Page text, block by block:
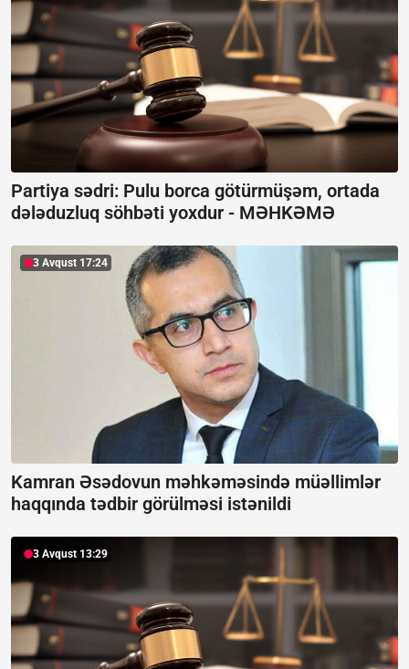
Partiya sədri: Pulu borca götürmüşəm, ortada
dələduzluq söhbəti yoxdur - MƏHKƏMƏ
3 Avqust 17:24
Kamran Əsədovun məhkəməsində müəllimlər
haqqında tədbir görülməsi istənildi
3 Avqust 13:29